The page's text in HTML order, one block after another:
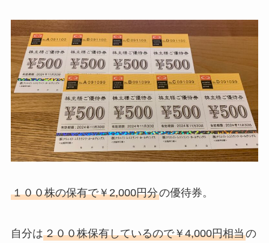
１００株の保有で￥2,000円分の優待券。
自分は２００株保有しているので￥4,000円相当の